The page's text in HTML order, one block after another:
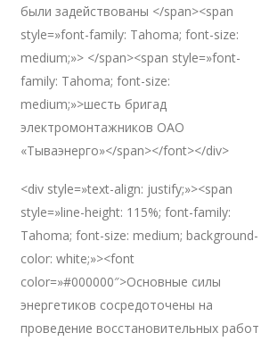
были задействованы </span><span
style=»font-family: Tahoma; font-size:
medium;»> </span><span style=»font-
family: Tahoma; font-size:
medium;»>шесть бригад
электромонтажников ОАО
«Тываэнерго»</span></font></div>
<div style=»text-align: justify;»><span
style=»line-height: 115%; font-family:
Tahoma; font-size: medium; background-
color: white;»><font
color=»#000000″>Основные силы
энергетиков сосредоточены на
проведение восстановительных работ